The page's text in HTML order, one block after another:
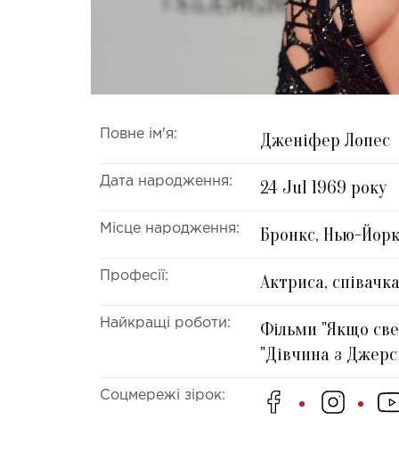
Повне ім'я: Дженіфер Лопес
Дата народження: 24 Jul 1969 року
Місце народження: Бронкс, Нью-
Професії: Актриса,
Найкращі роботи:
Фільми "Якщо
"Дівчина з
Соцмережі зірок: